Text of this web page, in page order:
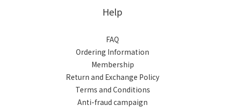
Help
FAQ
Ordering Information
Membership
Return and Exchange Policy
Terms and Conditions
Anti-fraud campaign